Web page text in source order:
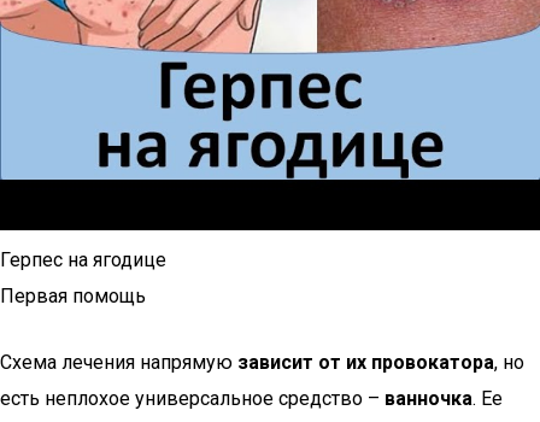
Герпес на ягодице
Первая помощь
Схема лечения напрямую зависит от их провокатора, но
есть неплохое универсальное средство – ванночка. Ее